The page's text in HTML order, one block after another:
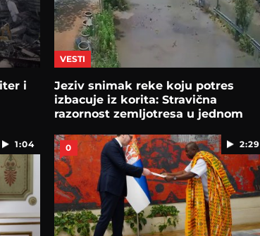
i
VESTI
Jeziv snimak reke koju potres
izbacuje iz korita: Stravična
razornost zemljotresa u jednom
1:04 2:29
0